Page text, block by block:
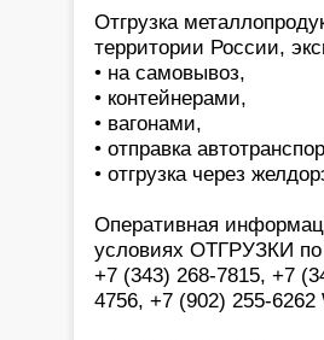
Отгрузка
территории России,
• на самовывоз,
• контейнерами,
• вагонами,
• отправка
• отгрузка через
Оперативная
условиях ОТГРУЗКИ
+7 (343) 268-7815, +7
4756, +7 (902) 255-